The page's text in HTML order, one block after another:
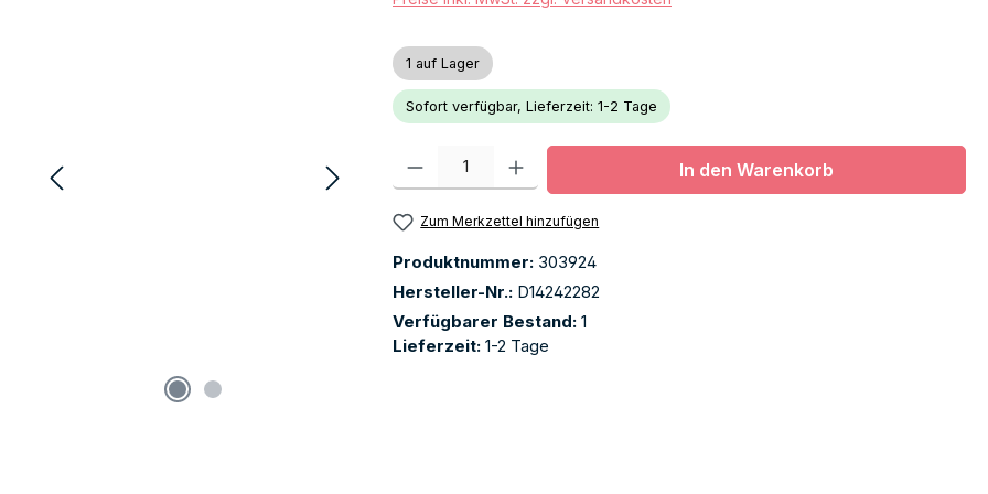
1 auf Lager
Sofort verfügbar, Lieferzeit: 1-2 Tage
Produkt Anzahl: Gib den gewünschten Wert ein oder benutze die Schaltflächen
In den Warenkorb
Zum Merkzettel hinzufügen
Produktnummer: 303924
Hersteller-Nr.: D14242282
Verfügbarer Bestand: 1
Lieferzeit: 1-2 Tage